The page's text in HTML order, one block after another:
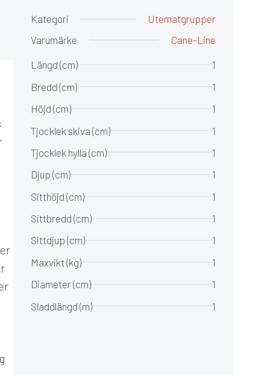
Kategori
Utematgrupper
Varumärke
Cane-Line
Längd (cm)
1
Bredd (cm)
1
Höjd (cm)
1
Tjocklek skiva (cm)
1
Tjocklek hylla (cm)
1
Djup (cm)
1
Sitthöjd (cm)
1
Sittbredd (cm)
1
Sittdjup (cm)
1
Maxvikt (kg)
1
Diameter (cm)
1
Sladdlängd (m)
1